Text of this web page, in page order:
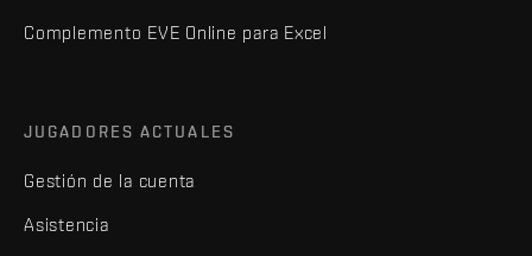
Complemento EVE Online para Excel
JUGADORES ACTUALES
Gestión de la cuenta
Asistencia